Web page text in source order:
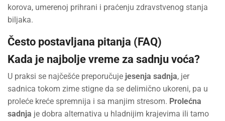
korova, umerenoj prihrani i praćenju zdravstvenog stanja
biljaka.
Često postavljana pitanja (FAQ)
Kada je najbolje vreme za sadnju voća?
U praksi se najčešće preporučuje jesenja sadnja, jer
sadnica tokom zime stigne da se delimično ukoreni, pa u
proleće kreće spremnija i sa manjim stresom. Prolećna
sadnja je dobra alternativa u hladnijim krajevima ili tamo